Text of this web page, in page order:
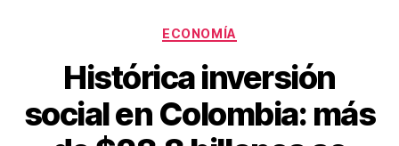
Categorías
ECONOMÍA
Histórica inversión
social en Colombia: más